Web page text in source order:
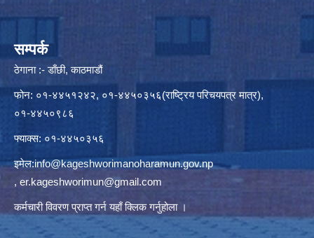
सम्पर्क
ठेगाना :- डाँछी, काठमाडौं
फोन: ०१-४४५१२४२, ०१-४४५०३५६(राष्ट्रिय परिचयपत्र मात्र),
०१-४४५०९८६
फ्याक्स: ०१-४४५०३५६
इमेल:info@kageshworimanoharamun.gov.np
, er.kageshworimun@gmail.com
कर्मचारी विवरण प्राप्त गर्नयहाँ क्लिकगर्नुहोला ।